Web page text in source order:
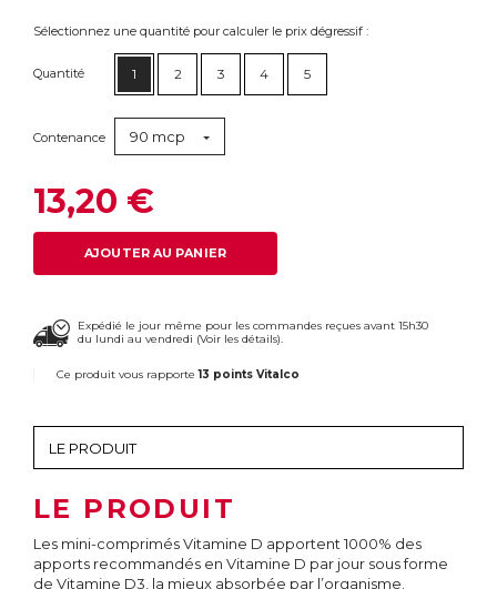
Sélectionnez une quantité pour calculer le prix dégressif :
Quantité 1 2 3 4 5
Contenance 90 mcp
13,20 €
AJOUTER AU PANIER
Expédié le jour même pour les commandes reçues avant 15h30
du lundi au vendredi (Voir les détails).
Ce produit vous rapporte13 points Vitalco
LE PRODUIT
Les mini-comprimés Vitamine D apportent 1000% des
apports recommandés en Vitamine D par jour sous forme
de Vitamine D3, la mieux absorbée par l’organisme.